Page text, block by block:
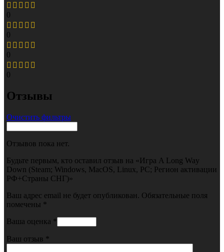
0
0
0
0
Отзывы
Очистить фильтры
Отзывов пока нет.
Будьте первым, кто оставил отзыв на «Игра A Long Way
Down (Steam; Windows, MacOS, Linux, PC; Регион активации
РФ+Страны СНГ)»
Ваш адрес email не будет опубликован. Обязательные поля
помечены *
Ваша оценка *
Ваш отзыв *